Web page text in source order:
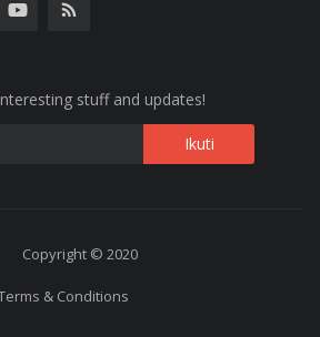
stuff and updates!
Copyright © 2020
& Conditions